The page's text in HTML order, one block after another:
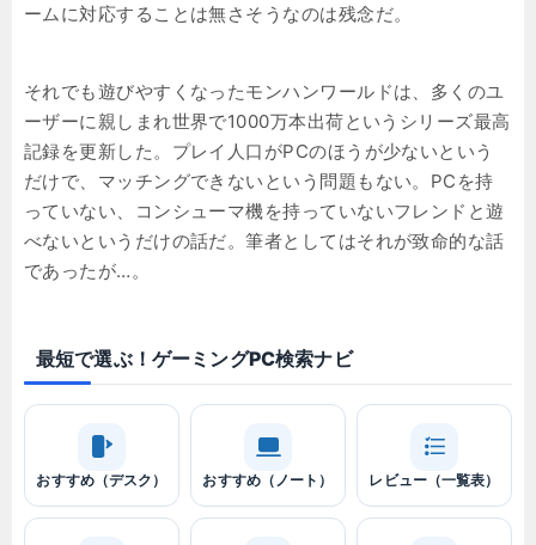
ームに対応することは無さそうなのは残念だ。
それでも遊びやすくなったモンハンワールドは、多くのユ
ーザーに親しまれ世界で1000万本出荷というシリーズ最高
記録を更新した。プレイ人口がPCのほうが少ないという
だけで、マッチングできないという問題もない。PCを持
っていない、コンシューマ機を持っていないフレンドと遊
べないというだけの話だ。筆者としてはそれが致命的な話
であったが…。
最短で選ぶ！ゲーミングPC検索ナビ
おすすめ（デスク） おすすめ（ノート） レビュー（一覧表）